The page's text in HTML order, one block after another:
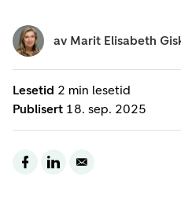
Lesetid 2 min lesetid
Publisert 18. sep. 2025
av Marit Elisabeth